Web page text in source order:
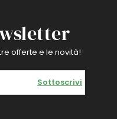
offerte e le novità!
Sottoscrivi